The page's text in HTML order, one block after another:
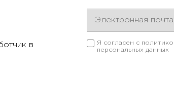
в
Я согласен с
персональных данных